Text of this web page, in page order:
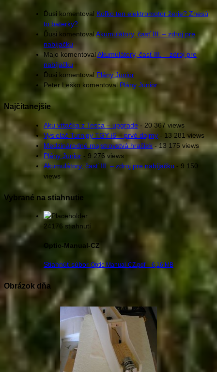
Ďusi komentoval Koľko ten elektromotor žerie? Znesú
to baterky?
Ďusi komentovalAkumulátory, časť III. – zdroj pre
nabíjačku
Majo komentoval Akumulátory, časť III. – zdroj pre
nabíjačku
Ďusi komentoval Plány Junior
Peter Leško komentovalPlány Junior
Najčítanejšie
Aku vŕtačka z Tesca – upgrade - 20 367 views
Vysielač Turnigy TGY-i6 – prvé dojmy - 13 281 views
Medzinárodné majstrovstvá hračiek- 13 175 views
Plány Junior - 9 276 views
Akumulátory, časť III. – zdroj pre nabíjačku - 9 150
views
Vybrané na stiahnutie
24176 stiahnutí
Optic-Manual-CZ
Stiahnúť súbor Optic-Manual-CZ.pdf – 6,16 MB
Obrázok dňa